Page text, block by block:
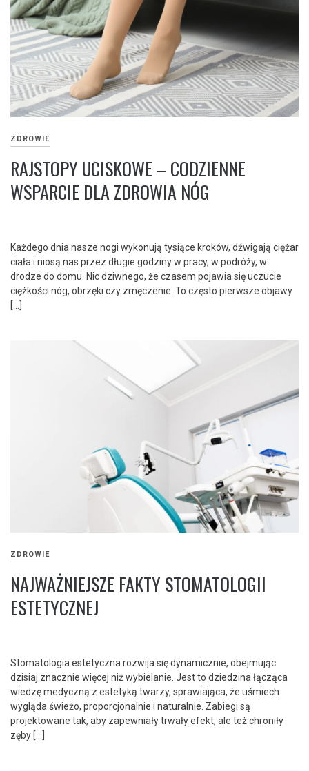
ZDROWIE
RAJSTOPY UCISKOWE – CODZIENNE
WSPARCIE DLA ZDROWIA NÓG
Każdego dnia nasze nogi wykonują tysiące kroków, dźwigają ciężar
ciała i niosą nas przez długie godziny w pracy, w podróży, w
drodze do domu. Nic dziwnego, że czasem pojawia się uczucie
ciężkości nóg, obrzęki czy zmęczenie. To często pierwsze objawy
[…]
ZDROWIE
NAJWAŻNIEJSZE FAKTY STOMATOLOGII
ESTETYCZNEJ
Stomatologia estetyczna rozwija się dynamicznie, obejmując
dzisiaj znacznie więcej niż wybielanie. Jest to dziedzina łącząca
wiedzę medyczną z estetyką twarzy, sprawiająca, że uśmiech
wygląda świeżo, proporcjonalnie i naturalnie. Zabiegi są
projektowane tak, aby zapewniały trwały efekt, ale też chroniły
zęby […]